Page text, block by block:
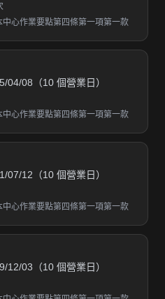
心作業要點第四條第一項第一款
04/08（10 個營業日）
心作業要點第四條第一項第一款
07/12（10 個營業日）
心作業要點第四條第一項第一款
12/03（10 個營業日）